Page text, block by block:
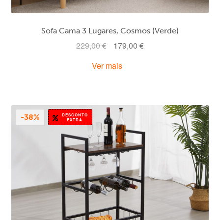
Sofa Cama 3 Lugares, Cosmos (Verde)
229,00€
O
original
179,00 €O
Ver mais
DESCONTO
EXTRA
-38%